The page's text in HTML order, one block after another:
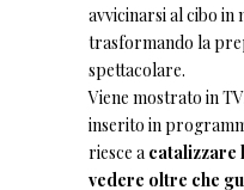
avvicinarsi al cibo in
trasformando la
spettacolare.
Viene mostrato in
inserito in
riesce a catalizzare
vedere oltre che